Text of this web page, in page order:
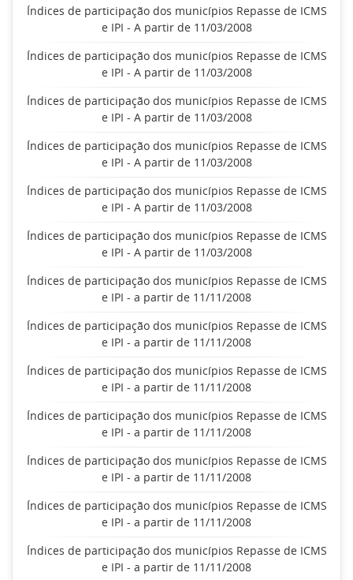
Índices de participação dos municípios Repasse de ICMS
e IPI - A partir de 11/03/2008
Índices de participação dos municípios Repasse de ICMS
e IPI - A partir de 11/03/2008
Índices de participação dos municípios Repasse de ICMS
e IPI - A partir de 11/03/2008
Índices de participação dos municípios Repasse de ICMS
e IPI - A partir de 11/03/2008
Índices de participação dos municípios Repasse de ICMS
e IPI - A partir de 11/03/2008
Índices de participação dos municípios Repasse de ICMS
e IPI - A partir de 11/03/2008
Índices de participação dos municípios Repasse de ICMS
e IPI - a partir de 11/11/2008
Índices de participação dos municípios Repasse de ICMS
e IPI - a partir de 11/11/2008
Índices de participação dos municípios Repasse de ICMS
e IPI - a partir de 11/11/2008
Índices de participação dos municípios Repasse de ICMS
e IPI - a partir de 11/11/2008
Índices de participação dos municípios Repasse de ICMS
e IPI - a partir de 11/11/2008
Índices de participação dos municípios Repasse de ICMS
e IPI - a partir de 11/11/2008
Índices de participação dos municípios Repasse de ICMS
e IPI - a partir de 11/11/2008